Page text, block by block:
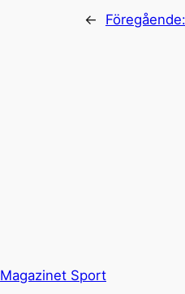
← Föregående:
Magazinet Sport